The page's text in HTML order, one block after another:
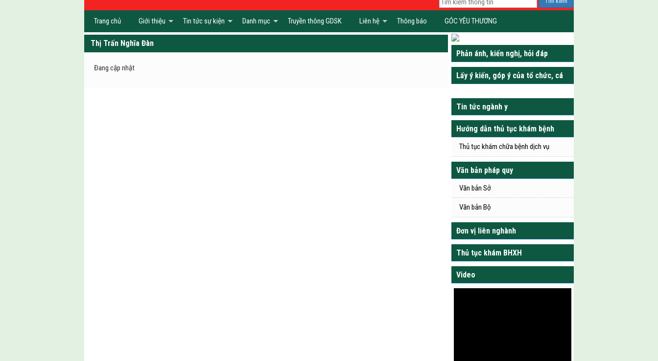
Trang chủ Giới thiệu Tin tức sự kiện Danh mục Truyền thông GDSK Liên hệ Thông báo GÓC YÊU THƯƠNG
Thị Trấn Nghĩa Đàn
Đang cập nhật
Phản ánh, kiến nghị, hỏi đáp
Lấy ý kiến, góp ý của tổ chức, cá
Tin tức ngành y
Hướng dẫn thủ tục khám bệnh
Thủ tục khám chữa bệnh dịch vụ
Văn bản pháp quy
Văn bản Sở
Văn bản Bộ
Đơn vị liên nghành
Thủ tục khám BHXH
Video